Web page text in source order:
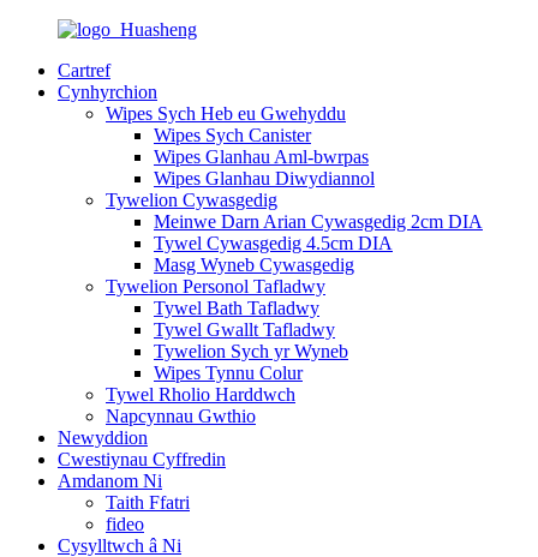
Cartref
Cynhyrchion
Wipes Sych Heb eu Gwehyddu
Wipes Sych Canister
Wipes Glanhau Aml-bwrpas
Wipes Glanhau Diwydiannol
Tywelion Cywasgedig
Meinwe Darn Arian Cywasgedig 2cm DIA
Tywel Cywasgedig 4.5cm DIA
Masg Wyneb Cywasgedig
Tywelion Personol Tafladwy
Tywel Bath Tafladwy
Tywel Gwallt Tafladwy
Tywelion Sych yr Wyneb
Wipes Tynnu Colur
Tywel Rholio Harddwch
Napcynnau Gwthio
Newyddion
Cwestiynau Cyffredin
Amdanom Ni
Taith Ffatri
fideo
Cysylltwch â Ni